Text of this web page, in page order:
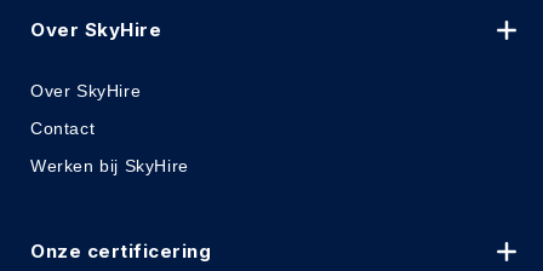
Over SkyHire
Over SkyHire
Contact
Werken bij SkyHire
Onze certificering